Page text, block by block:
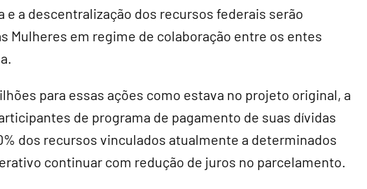
a descentralização dos recursos federais serão
Mulheres em regime de colaboração entre os entes
para essas ações como estava no projeto original, a
de programa de pagamento de suas dívidas
dos recursos vinculados atualmente a determinados
continuar com redução de juros no parcelamento.